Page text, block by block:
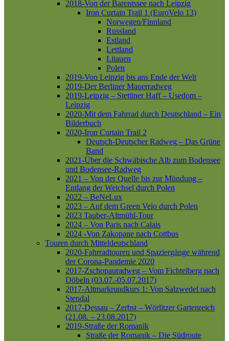
2018-Von der Barentssee nach Leipzig
Iron Curtain Trail 1 (EuroVelo 13)
Norwegen/Finnland
Russland
Estland
Lettland
Litauen
Polen
2019-Von Leipzig bis ans Ende der Welt
2019-Der Berliner Mauerradweg
2019-Leipzig – Stettiner Haff – Usedom –
Leipzig
2020-Mit dem Fahrrad durch Deutschland – Ein
Bilderbuch
2020-Iron Curtain Trail 2
Deutsch-Deutscher Radweg – Das Grüne
Band
2021-Über die Schwäbische Alb zum Bodensee
und Bodensee-Radweg
2021 – Von der Quelle bis zur Mündung –
Entlang der Weichsel durch Polen
2022 – BeNeLux
2023 – Auf dem Green Velo durch Polen
2023 Tauber-Altmühl-Tour
2024 – Von Paris nach Calais
2024 -Von Zakopane nach Cottbus
Touren durch Mitteldeutschland
2020-Fahrradtouren und Spaziergänge während
der Corona-Pandemie 2020
2017-Zschopauradweg – Vom Fichtelberg nach
Döbeln (03.07.-05.07.2017)
2017-Altmarkrundkurs 1: Von Salzwedel nach
Stendal
2017-Dessau – Zerbst – Wörlitzer Gartenreich
(21.08. – 23.08.2017)
2019-Straße der Romanik
Straße der Romanik – Die Südroute